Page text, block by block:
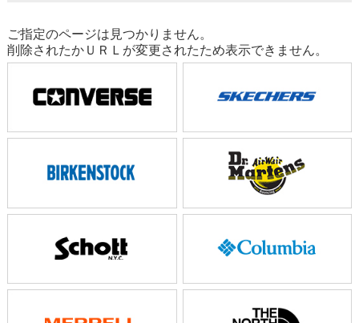
ご指定のページは見つかりません。
削除されたかＵＲＬが変更されたため表示できません。